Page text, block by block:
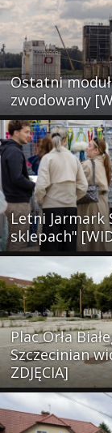
Ostatni
zwodowany
Letni Jarmark
sklepach"
Plac Orła
Szczecinian
ZDJĘCIA]